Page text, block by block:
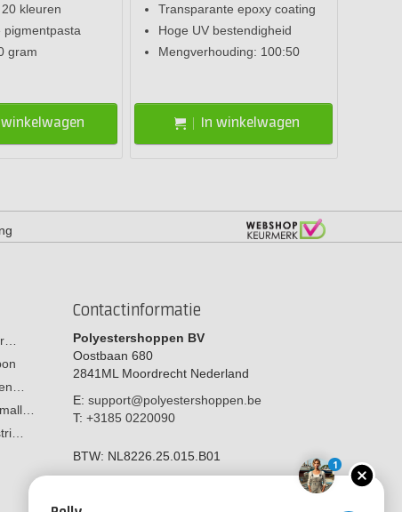
kleuren
pigmentpasta
gram
Transparante epoxy coating
Hoge UV bestendigheid
Mengverhouding: 100:50
In winkelwagen
Contactinformatie
Polyestershoppen BV
Oostbaan 680
2841ML Moordrecht Nederland
E: support@polyestershoppen.be
T: +3185 0220090
BTW: NL8226.25.015.B01
1